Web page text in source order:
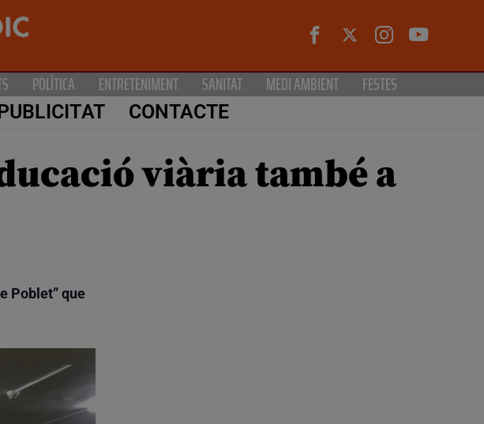
POLÍTICA ENTRETENIMENT SANITAT MEDI AMBIENT FESTES
CONTACTE
viària també a
Poblet” que